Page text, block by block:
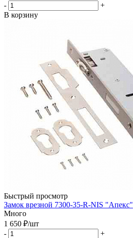
-
+
В корзину
Быстрый просмотр
Замок врезной 7300-35-R-NIS "Апекс"
Много
1 650 ₽/шт
-
+